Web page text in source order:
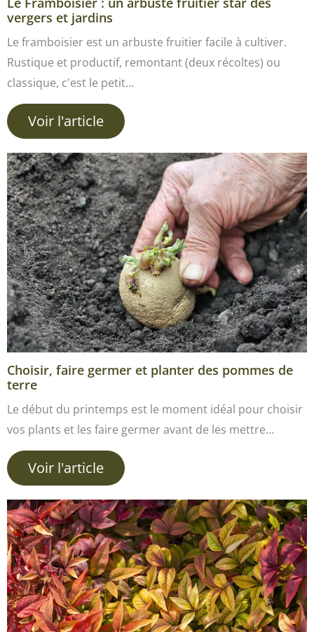
vergers et jardins
Le framboisier est un arbuste fruitier facile à cultiver.
Rustique et productif, remontant (deux récoltes) ou
classique, c'est le petit…
Voir l'article
Choisir, faire germer et planter des pommes de
terre
Le début du printemps est le moment idéal pour choisir
vos plants et les faire germer avant de les mettre…
Voir l'article